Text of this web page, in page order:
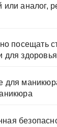
или аналог,
посещать
для
для